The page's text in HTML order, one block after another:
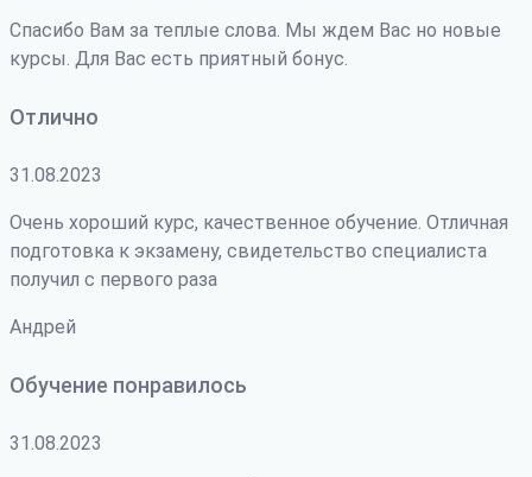
Спасибо Вам за теплые слова. Мы ждем Вас но новые
курсы. Для Вас есть приятный бонус.
Отлично
31.08.2023
Очень хороший курс, качественное обучение. Отличная
подготовка к экзамену, свидетельство специалиста
получил с первого раза
Андрей
Обучение понравилось
31.08.2023